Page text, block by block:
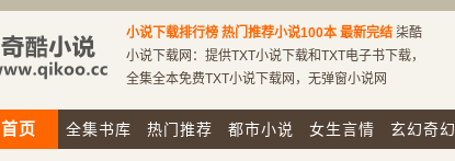
小说下载排行榜 热门推荐小说100本 最新完结 柒酷
小说下载网：提供TXT小说下载和TXT电子书下载，
全集全本免费TXT小说下载网，无弹窗小说网
首页 全集书库 热门推荐 都市小说 女生言情 玄幻奇幻